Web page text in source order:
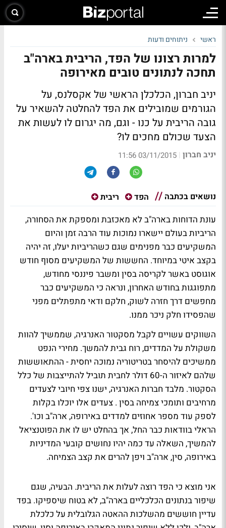
ראשי ניתוחים ודעות
למרות רצונו של הפד, הריבית בארה"ב
תחכה לנתונים טובים מאירופה
יניב חברון, הכלכלן הראשי של אקסלנס, על
הגורמים שמובילים את הפד להחלטה להשאיר על
גובה הריבית על כנו - וגם, מה יגרום לו לעשות את
הצעד שכולם מחכים לו?
יניב חברון |
03/11/2015 11:56
נושאים בכתבה הפד ריבית
עונת הדוחות בארה"ב לא מאכזבת ומספקת את הסחורה,
הריביות בעולם יישארו נמוכות עוד הרבה זמן והיום
המשקיעים כבר מפנימים שגם כשהריביות יעלו, זה יהיה
בקצב איטי במיוחד. החששות של המשקיעים מסוף חודש
אוגוסט באשר לקריסה בסין ומשבר פיננסי מחודש,
מתפוגגות בחודש האחרון, ונראה כי המשקיעים כבר
מחפשים דרך חזרה לשוק, חלקם ודאי מתפתלים מפני
שהפסידו חלק ניכר ממנו.
השווקים עשויים לקבל מסקטור האנרגיה, שממשיך להוות
משקולת על המדדים, רוח גבית להמשך. מחירי הנפט
ממשיכים להיסחר בטריטוריה נמוכה יחסית - ההתאוששות
שלהם לאיזור ה-60 דולר לחבית תוביל להתייצבות של כלל
הסקטור. מלבד חברות האנרגיה, ישנו צפי חיובי לצעדים
מרחיבים ותומכי צמיחה בסין . צעדים אלו יוכלו בקלות
לספק עוד מספר אחוזים למדדים באירופה, ארה"ב וכו'.
הראלי בוודאות כבר החל, אך בהחלט יש לו את הפוטנציאל
להמשיך, השאלה עד כמה יהיו נחושים קובעי המדיניות
באירופה, סין, ארה"ב ויפן להרים את קצב הצמיחה.
אני מוצא כי הפד רוצה לעלות את הריבית. הבעיה, שגם
שיפור בנתונים הכלכליים בארה"ב, לא בטוח שיספיקו. בפד
עדיין חוששים מהשלכות ההאטה הגלובלית על כלכלת